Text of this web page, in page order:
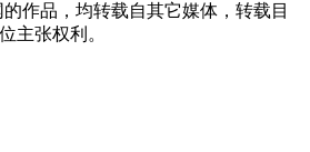
作品，均转载自其它媒体，转载目
主张权利。